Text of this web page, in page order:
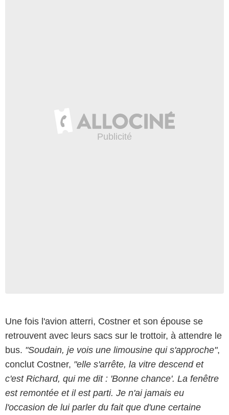
Une fois l'avion atterri, Costner et son épouse se
retrouvent avec leurs sacs sur le trottoir, à attendre le
bus. "Soudain, je vois une limousine qui s'approche",
conclut Costner, "elle s'arrête, la vitre descend et
c'est Richard, qui me dit : 'Bonne chance'. La fenêtre
est remontée et il est parti. Je n'ai jamais eu
l'occasion de lui parler du fait que d'une certaine